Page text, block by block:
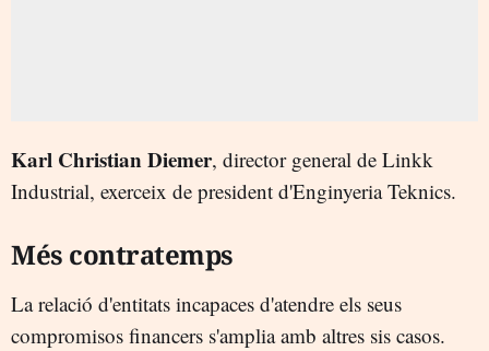
Karl Christian Diemer, director general de Linkk
Industrial, exerceix de president d'Enginyeria Teknics.
Més contratemps
La relació d'entitats incapaces d'atendre els seus
compromisos financers s'amplia amb altres sis casos.